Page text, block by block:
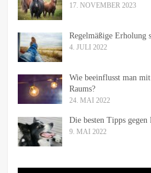
17. NOVEMBER 2023
Regelmäßige Erholung
4. JULI 2022
Wie beeinflusst man
Raums?
24. MAI 2022
Die besten Tipps
9. MAI 2022